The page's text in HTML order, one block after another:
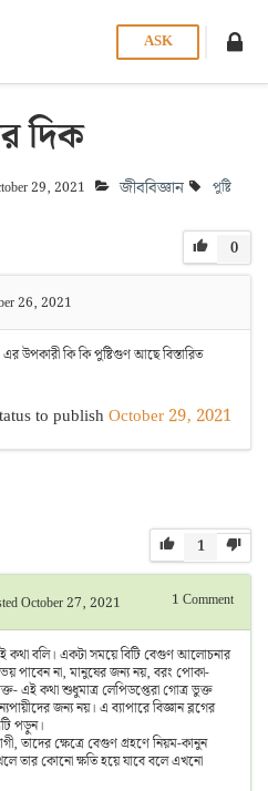
ASK
দিক
29, 2021 জীববিজ্ঞান পুষ্টি
26, 2021
0
উপকারী কি কি পুষ্টিগুণ আছে বিস্তারিত
to publish October 29, 2021
1
October 27, 2021 1 Comment
কথা বলি। একটা সময়ে বিটি বেগুণ আলোচনার
পাবেন না, মানুষের জন্য নয়, বরং পোকা-
এই কথা শুধুমাত্র লেপিডপ্তেরা গোত্র ভুক্ত
জন্য নয়। এ ব্যাপারে বিজ্ঞান ব্লগের
পড়ুন।
তাদের ক্ষেত্রে বেগুণ গ্রহণে নিয়ম-কানুন
তার কোনো ক্ষতি হয়ে যাবে বলে এখনো